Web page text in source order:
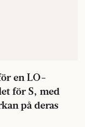
en LO-
för S, med
på deras